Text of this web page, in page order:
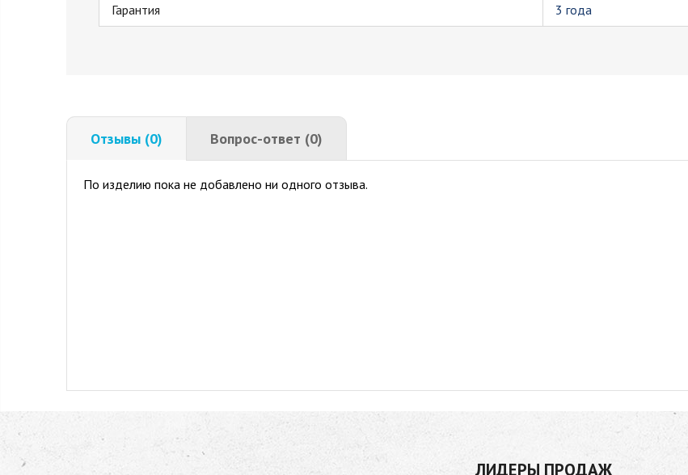
Гарантия
3 года
Отзывы (0) Вопрос-ответ (0)
По изделию пока не добавлено ни одного отзыва.
ЛИДЕРЫ ПРОДАЖ